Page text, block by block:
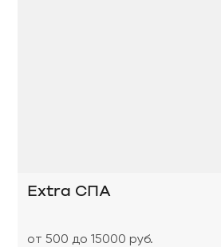
Extra СПА
от 500 до 15000 руб.